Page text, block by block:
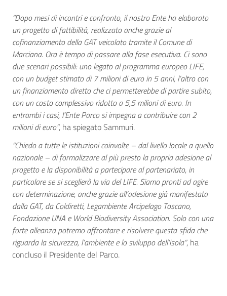
“Dopo mesi di incontri e confronto, il nostro Ente ha elaborato
un progetto di fattibilità, realizzato anche grazie al
cofinanziamento della GAT veicolato tramite il Comune di
Marciana. Ora è tempo di passare alla fase esecutiva. Ci sono
due scenari possibili: uno legato al programma europeo LIFE,
con un budget stimato di 7 milioni di euro in 5 anni, l’altro con
un finanziamento diretto che ci permetterebbe di partire subito,
con un costo complessivo ridotto a 5,5 milioni di euro. In
entrambi i casi, l’Ente Parco si impegna a contribuire con 2
milioni di euro”, ha spiegato Sammuri.
“Chiedo a tutte le istituzioni coinvolte – dal livello locale a quello
nazionale – di formalizzare al più presto la propria adesione al
progetto e la disponibilità a partecipare al partenariato, in
particolare se si sceglierà la via del LIFE. Siamo pronti ad agire
con determinazione, anche grazie all’adesione già manifestata
dalla GAT, da Coldiretti, Legambiente Arcipelago Toscano,
Fondazione UNA e World Biodiversity Association. Solo con una
forte alleanza potremo affrontare e risolvere questa sfida che
riguarda la sicurezza, l’ambiente e lo sviluppo dell’isola”, ha
concluso il Presidente del Parco.